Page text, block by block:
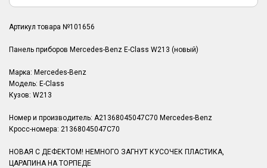
Артикул товара №101656
Панель приборов Mercedes-Benz E-Class W213 (новый)
Марка: Mercedes-Benz
Модель: E-Class
Кузов: W213
Номер и производитель: A21368045047C70 Mercedes-Benz
Кросс-номера: 21368045047C70
НОВАЯ С ДЕФЕКТОМ! НЕМНОГО ЗАГНУТ КУСОЧЕК ПЛАСТИКА,
ЦАРАПИНА НА ТОРПЕДЕ